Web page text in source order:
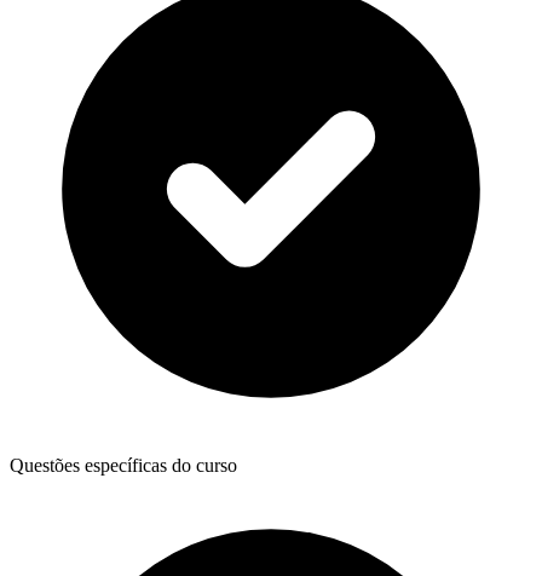
Questões específicas do curso